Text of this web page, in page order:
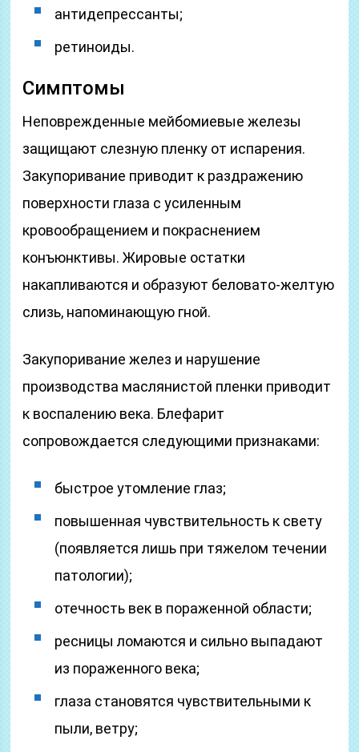
антидепрессанты;
ретиноиды.
Симптомы
Неповрежденные мейбомиевые железы
защищают слезную пленку от испарения.
Закупоривание приводит к раздражению
поверхности глаза с усиленным
кровообращением и покраснением
конъюнктивы. Жировые остатки
накапливаются и образуют беловато-желтую
слизь, напоминающую гной.
Закупоривание желез и нарушение
производства маслянистой пленки приводит
к воспалению века. Блефарит
сопровождается следующими признаками:
быстрое утомление глаз;
повышенная чувствительность к свету
(появляется лишь при тяжелом течении
патологии);
отечность век в пораженной области;
ресницы ломаются и сильно выпадают
из пораженного века;
глаза становятся чувствительными к
пыли, ветру;